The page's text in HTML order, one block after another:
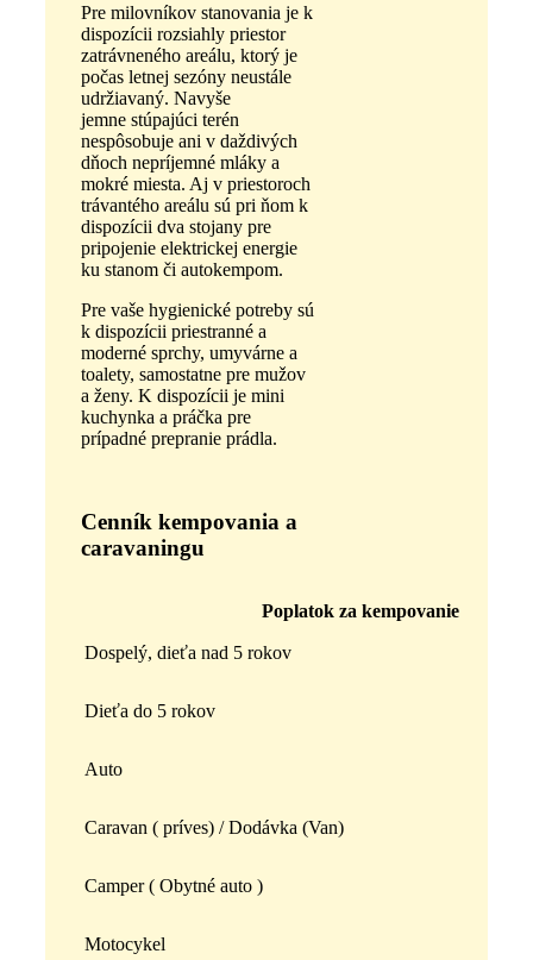
Pre milovníkov stanovania je k
dispozícii rozsiahly priestor
zatrávneného areálu, ktorý je
počas letnej sezóny neustále
udržiavaný. Navyše
jemne stúpajúci terén
nespôsobuje ani v daždivých
dňoch nepríjemné mláky a
mokré miesta. Aj v priestoroch
trávantého areálu sú pri ňom k
dispozícii dva stojany pre
pripojenie elektrickej energie
ku stanom či autokempom.
Pre vaše hygienické potreby sú
k dispozícii priestranné a
moderné sprchy, umyvárne a
toalety, samostatne pre mužov
a ženy. K dispozícii je mini
kuchynka a práčka pre
prípadné prepranie prádla.
Cenník kempovania a
caravaningu
Poplatok za kempovanie
Dospelý, dieťa nad 5 rokov
Dieťa do 5 rokov
Auto
Caravan ( príves) / Dodávka (Van)
Camper ( Obytné auto )
Motocykel